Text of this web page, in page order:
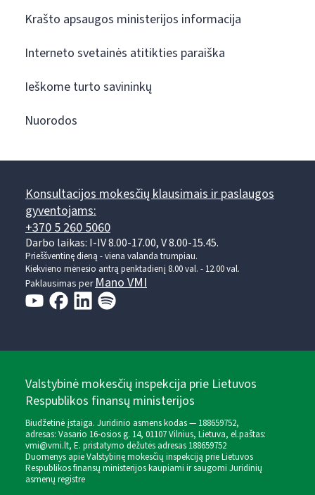
Krašto apsaugos ministerijos informacija
Interneto svetainės atitikties paraiška
Ieškome turto savininkų
Nuorodos
Konsultacijos mokesčių klausimais ir paslaugos
gyventojams:
+370 5 260 5060
Darbo laikas: I-IV 8.00-17.00, V 8.00-15.45.
Prieššventinę dieną - viena valanda trumpiau.
Kiekvieno mėnesio antrą penktadienį 8.00 val. - 12.00 val.
Paklausimas perMano VMI
Valstybinė mokesčių inspekcija prie Lietuvos
Respublikos finansų ministerijos
Biudžetinė įstaiga. Juridinio asmens kodas — 188659752,
adresas: Vasario 16-osios g. 14, 01107 Vilnius, Lietuva, el.paštas:
vmi@vmi.lt, E. pristatymo dėžutės adresas 188659752
Duomenys apie Valstybinę mokesčių inspekciją prie Lietuvos
Respublikos finansų ministerijos kaupiami ir saugomi Juridinių
asmenų registre